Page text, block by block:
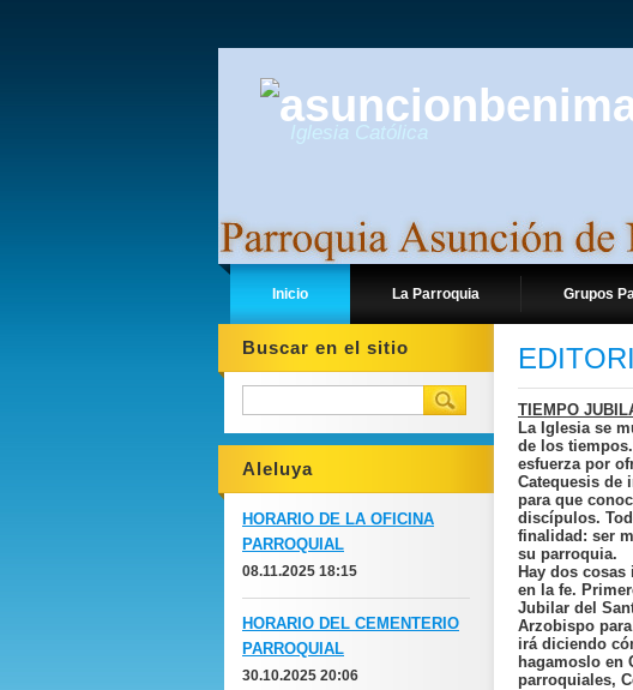
Iglesia Católica
Inicio La Parroquia Grupos
TIEMPO
La Iglesia se
de los
esfuerza por
Catequesis de
para que
discípulos.
finalidad: ser
su parroquia.
Hay dos
en la fe.
Jubilar del
Arzobispo
irá diciendo
hagamoslo en
parroquiales,
Buscar en el sitio
Aleluya
HORARIO DE LA OFICINA
PARROQUIAL
08.11.2025 18:15
HORARIO DEL CEMENTERIO
PARROQUIAL
30.10.2025 20:06